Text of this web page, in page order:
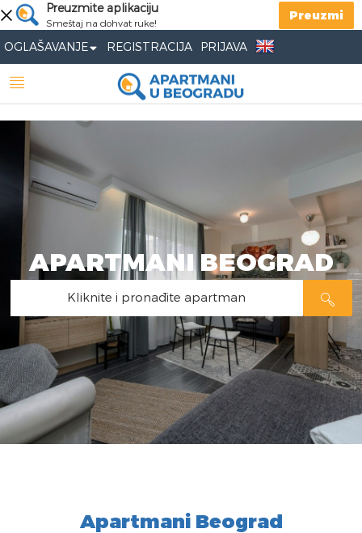
Preuzmite aplikaciju
Smeštaj na dohvat ruke!
Preuzmi
OGLAŠAVANJE REGISTRACIJA PRIJAVA
APARTMANI BEOGRAD
Kliknite i pronađite apartman
Apartmani Beograd